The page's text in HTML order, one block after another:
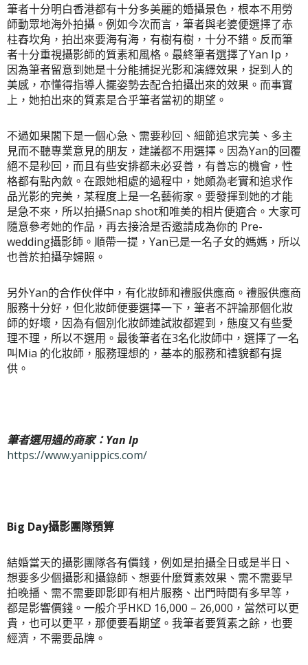
筆者十分明白香港都有十分多美麗的婚攝景色，根本不用勞
師動眾地海外拍攝。例如今次而言，筆者與老婆便選擇了赤
柱舂坎角，拍出來要海有海，有樹有樹，十分不錯。反而筆
者十分重視攝影師的質素和風格。最終筆者選擇了Yan Ip，
因為筆者留意到她是十分能捕捉光影和演繹效果，捉到人的
美感，亦懂得指導人擺姿勢去配合拍攝出來的效果。而事實
上，她拍出來的質素是合乎筆者當初的期望。
不過如果閣下是一個心急、需要秒回、細節追求完美、多主
見而不聽專業意見的朋友，建議都不用選擇。因為Yan的回覆
絕不是秒回，而且有些安排都未必妥善，有善忘的機會，性
格都有點內斂。在跟她相處的過程中，她頗為老實和追求作
品光影的完美，某程度上是一名藝術家。要發揮到她的才能
是急不來，所以拍攝Snap shot和唯美的相片便適合。大家可
隨意參考她的作品，再去接洽是否邀請成為你的 Pre-
wedding攝影師。順帶一提，Yan已是一名子女的媽媽，所以
也善於拍攝孕婦照。
另外Yan的合作伙伴中，有化妝師和禮服供應商。禮服供應商
服務十分好，但化妝師便要選擇一下，筆者不評論那個化妝
師的好壞，因為有個別化妝師連試妝都遲到，態度又有些愛
理不理，所以不選用。最後筆者在3名化妝師中，選擇了一名
叫Mia 的化妝師 ，服務理想的，基本的服務和禮貌都有提
供。
筆者選用過的商家：Yan Ip
https://www.yanippics.com/
Big Day攝影團隊預算
結婚當天的攝影團隊各有價錢，例如是拍攝全日或是半日、
想要多少個攝影和攝錄師、想要什麼質素效果、需不需要早
拍晚播、需不需要即影即有相片服務、出門時間有多早等，
都是影響價錢。一般介乎HKD 16,000 – 26,000，當然可以更
貴，也可以更平，那便要看期望。我筆者要質素之餘，也要
經濟，不需要品牌。